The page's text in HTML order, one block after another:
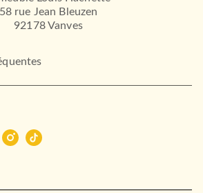
58 rue Jean Bleuzen
92178 Vanves